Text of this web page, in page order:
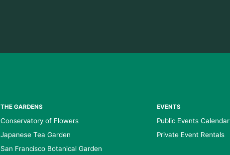
THE GARDENS
Conservatory of Flowers
Japanese Tea Garden
San Francisco Botanical Garden
EVENTS
Public Events Calendar
Private Event Rentals